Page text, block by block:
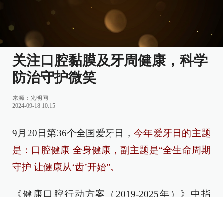
关注口腔黏膜及牙周健康，科学
防治守护微笑
来源： 光明网
2024-09-18 10:15
9月20日第36个全国爱牙日， 今年爱牙日的主题
是：口腔健康 全身健康，副主题是“全生命周期
守护 让健康从‘齿’开始”。
《健康口腔行动方案（2019-2025年）》中指